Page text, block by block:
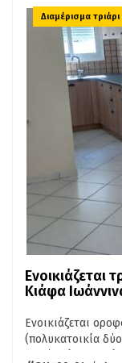
Διαμέρισμα τριάρι
Ενοικιάζεται
Κιάφα
Ενοικιάζεται
(πολυκατοικία